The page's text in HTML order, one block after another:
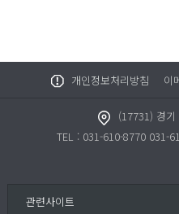
개인정보처리방침 이
센터/부서
취·창업지원센터
관련사이트
이메일무단수집거부
(17731) 경
TEL : 031-610-8770 031-